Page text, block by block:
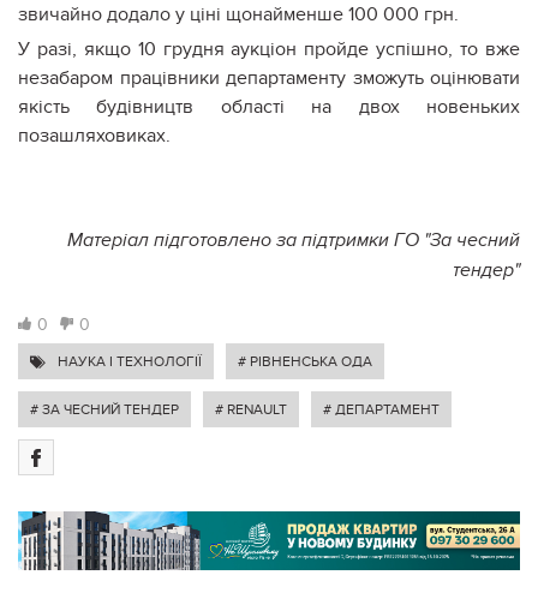
звичайно додало у ціні щонайменше 100 000 грн.
У разі, якщо 10 грудня аукціон пройде успішно, то вже
незабаром працівники департаменту зможуть оцінювати
якість будівництв області на двох новеньких
позашляховиках.
Матеріал підготовлено за підтримки ГО "За чесний
тендер"
0 0
НАУКА І ТЕХНОЛОГІЇ # РІВНЕНСЬКА ОДА
# ЗА ЧЕСНИЙ ТЕНДЕР # RENAULT # ДЕПАРТАМЕНТ